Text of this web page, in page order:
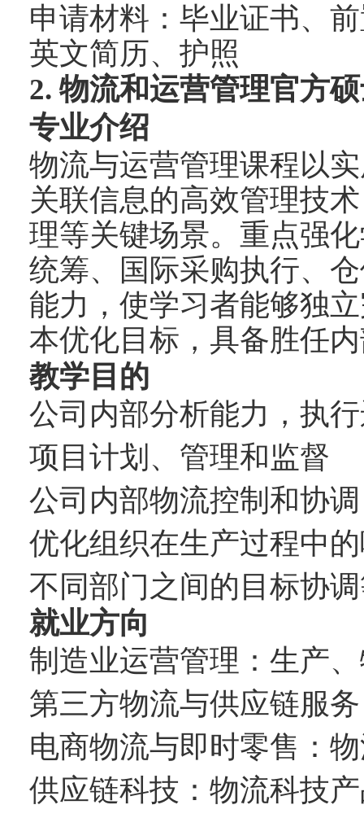
申请材料：毕业证书、
英文简历、护照
2.物流和运营管理官方
专业介绍
物流与运营管理课程以
关联信息的高效管理技
理等关键场景。重点强
统筹、国际采购执行、
能力，使学习者能够独
本优化目标，具备胜任
教学目的
公司内部分析能力，执
项目计划、管理和监督
公司内部物流控制和协调
优化组织在生产过程中
不同部门之间的目标协
就业方向
制造业运营管理：生产
第三方物流与供应链服
电商物流与即时零售：
供应链科技：物流科技